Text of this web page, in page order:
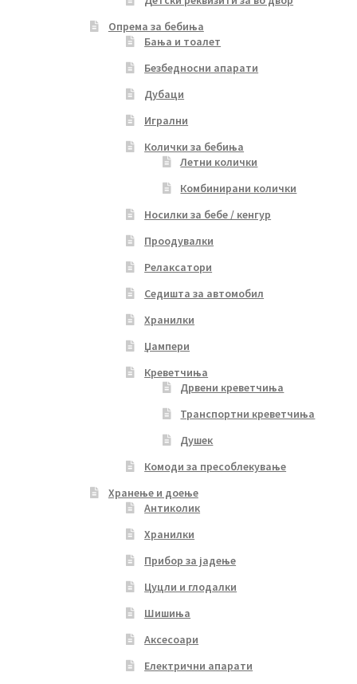
Опрема за бебиња
Бања и тоалет
Безбедносни апарати
Дубаци
Игрални
Колички за бебиња
Летни колички
Комбинирани колички
Носилки за бебе / кенгур
Проодувалки
Релаксатори
Седишта за автомобил
Хранилки
Џампери
Креветчиња
Дрвени креветчиња
Транспортни креветчиња
Душек
Комоди за пресоблекување
Хранење и доење
Антиколик
Хранилки
Прибор за јадење
Цуцли и глодалки
Шишиња
Аксесоари
Електрични апарати